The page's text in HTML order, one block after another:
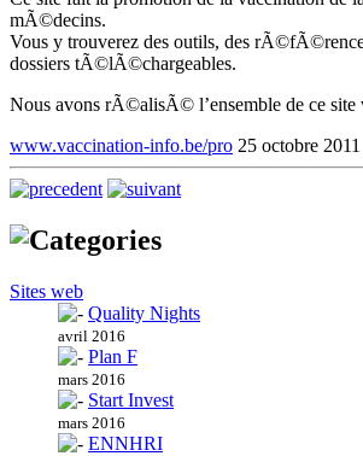
mÃ©decins.
Vous y trouverez des outils, des
dossiers tÃ©lÃ©chargeables.
Nous avons rÃ©alisÃ© l’ensemble de ce site
www.vaccination-info.be/pro 25 octobre 2011
Sites web
Quality Nights
avril 2016
Plan F
mars 2016
Start Invest
mars 2016
ENNHRI